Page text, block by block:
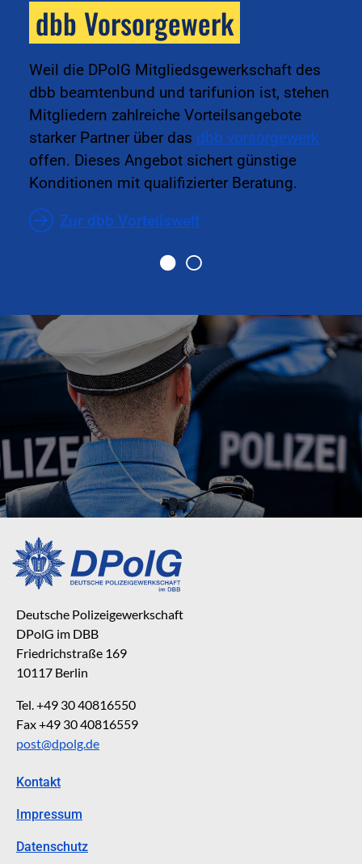
dbb Vorsorgewerk
Weil die DPolG Mitgliedsgewerkschaft des
dbb beamtenbund und tarifunion ist, stehen
Mitgliedern zahlreiche Vorteilsangebote
starker Partner über das dbb vorsorgewerk
offen. Dieses Angebot sichert günstige
Konditionen mit qualifizierter Beratung.
Zur dbb Vorteilswelt
Deutsche Polizeigewerkschaft
DPolG im DBB
Friedrichstraße 169
10117 Berlin
Tel. +49 30 40816550
Fax +49 30 40816559
post@dpolg.de
Kontakt
Impressum
Datenschutz